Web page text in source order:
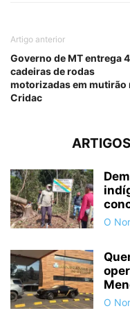
Artigo anterior
Governo de MT entrega
cadeiras de rodas
motorizadas em mutirão
Cridac
O
O